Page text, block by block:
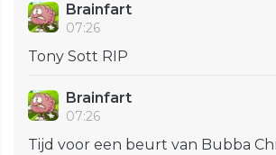
Brainfart
07:26
Tony Sott RIP
Brainfart
07:26
Tijd voor een beurt van Bubba